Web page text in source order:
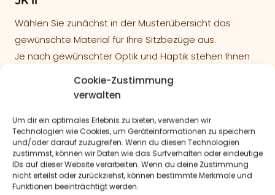
Cookie-Zustimmung
verwalten
Um dir ein optimales Erlebnis zu bieten, verwenden wir
Technologien wie Cookies, um Geräteinformationen zu speichern
und/oder darauf zuzugreifen. Wenn du diesen Technologien
zustimmst, können wir Daten wie das Surfverhalten oder eindeutige
IDs auf dieser Website verarbeiten. Wenn du deine Zustimmung
nicht erteilst oder zurückziehst, können bestimmte Merkmale und
Funktionen beeinträchtigt werden.
Wählen Sie zunächst in der Musterübersicht das
gewünschte Material für Ihre Sitzbezüge aus.
Je nach gewünschter Optik und Haptik stehen Ihnen
Lederlook – Kunstleder
Oberfläche: 100% Polyurethan
Beschichtung: 60% PCV, 40% Polyester (PES)
Antarrlook-Wildlederoptik
100% Polyester (PES)